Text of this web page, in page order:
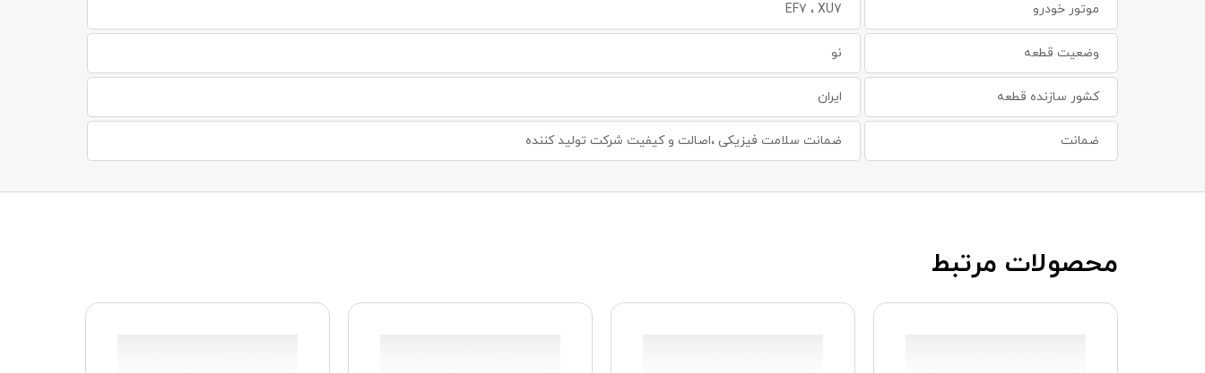
موتور خودرو EF7 ، XU7
وضعیت قطعه نو
کشور سازنده قطعه ایران
ضمانت ضمانت سلامت فیزیکی ،اصالت و کیفیت شرکت تولید کننده
محصولات مرتبط